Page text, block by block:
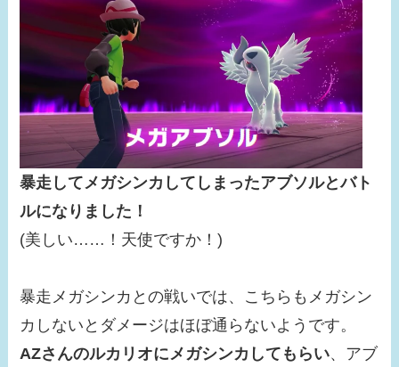
暴走してメガシンカしてしまったアブソルとバト
ルになりました！
(美しい……！天使ですか！)
暴走メガシンカとの戦いでは、こちらもメガシン
カしないとダメージはほぼ通らないようです。
AZさんのルカリオにメガシンカしてもらい、アブ